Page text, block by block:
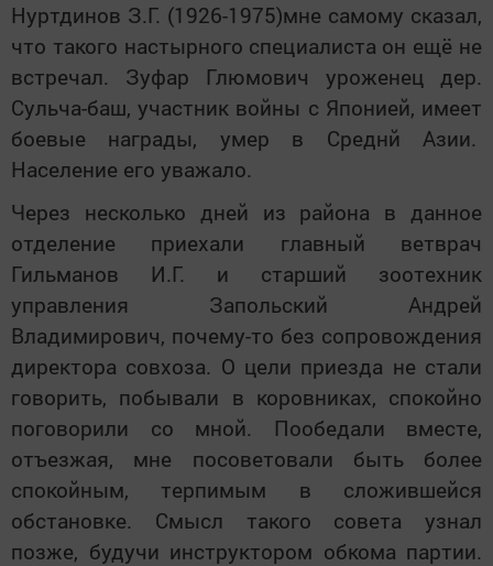
Нуртдинов З.Г. (1926-1975)мне самому сказал,
что такого настырного специалиста он ещё не
встречал. Зуфар Глюмович уроженец дер.
Сульча-баш, участник войны с Японией, имеет
боевые награды, умер в Среднй Азии.
Население его уважало.
Через несколько дней из района в данное
отделение приехали главный ветврач
Гильманов И.Г. и старший зоотехник
управления Запольский Андрей
Владимирович, почему-то без сопровождения
директора совхоза. О цели приезда не стали
говорить, побывали в коровниках, спокойно
поговорили со мной. Пообедали вместе,
отъезжая, мне посоветовали быть более
спокойным, терпимым в сложившейся
обстановке. Смысл такого совета узнал
позже, будучи инструктором обкома партии.